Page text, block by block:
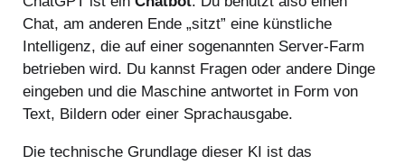
Chat, am anderen Ende „sitzt” eine künstliche
Intelligenz, die auf einer sogenannten Server-Farm
betrieben wird. Du kannst Fragen oder andere Dinge
eingeben und die Maschine antwortet in Form von
Text, Bildern oder einer Sprachausgabe.
Die technische Grundlage dieser KI ist das